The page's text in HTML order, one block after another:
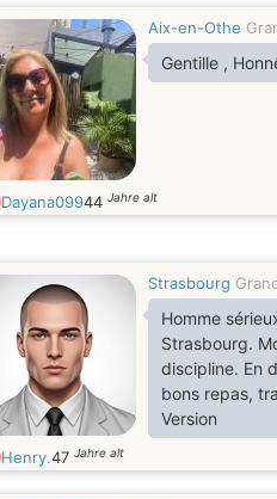
Aix-en-Othe
Gentille ,
Dayana09944 Jahre alt
Strasbourg
Homme
Strasbourg.
discipline. En
bons repas,
Version
Henry.47 Jahre alt